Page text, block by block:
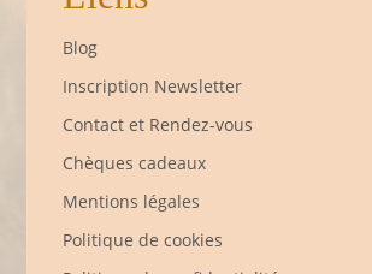
Blog
Inscription Newsletter
Contact et Rendez-vous
Chèques cadeaux
Mentions légales
Politique de cookies